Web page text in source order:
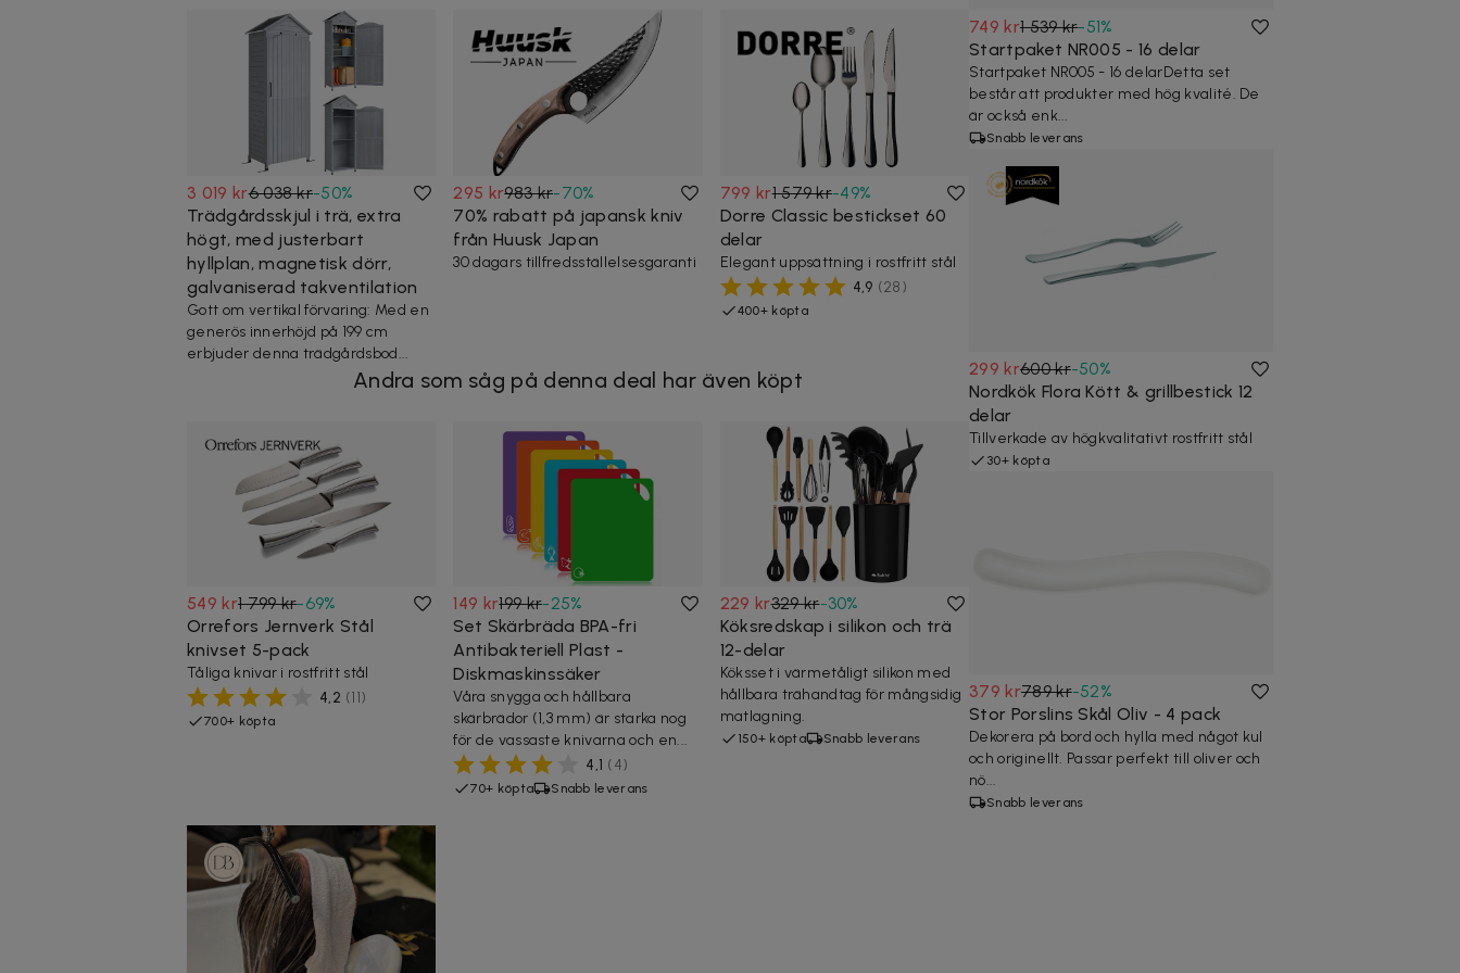
3 019 kr6 038 kr-50%
Trädgårdsskjul i trä, extra
högt, med justerbart
hyllplan, magnetisk dörr,
galvaniserad takventilation
Gott om vertikal förvaring: Med en
generös innerhöjd på 199 cm
erbjuder denna trädgårdsbod...
295 kr983 kr-70%
70% rabatt på japansk kniv
från Huusk Japan
30 dagars tillfredsställelsesgaranti
799 kr1 579 kr-49%
Dorre Classic bestickset 60
delar
Elegant uppsättning i rostfritt stål
4,9 (28)
400+ köpta
Andra som såg på denna deal har även köpt
549 kr1 799 kr-69%
Orrefors Jernverk Stål
knivset 5-pack
Tåliga knivar i rostfritt stål
4,2 (11)
700+ köpta
149 kr199 kr-25%
Set Skärbräda BPA-fri
Antibakteriell Plast -
Diskmaskinssäker
Våra snygga och hållbara
skärbrädor (1,3 mm) är starka nog
för de vassaste knivarna och en...
4,1 (4)
70+ köpta Snabb leverans
229 kr329 kr-30%
Köksredskap i silikon och trä
12-delar
Köksset i värmetåligt silikon med
hållbara trähandtag för mångsidig
matlagning.
150+ köpta Snabb leverans
749 kr1 539 kr-51%
Startpaket NR005 - 16 delar
Startpaket NR005 - 16 delarDetta set
består att produkter med hög kvalité. De
är också enk...
Snabb leverans
299 kr600 kr-50%
Nordkök Flora Kött & grillbestick 12
delar
Tillverkade av högkvalitativt rostfritt stål
30+ köpta
379 kr789 kr-52%
Stor Porslins Skål Oliv - 4 pack
Dekorera på bord och hylla med något kul
och originellt. Passar perfekt till oliver och
nö...
Snabb leverans